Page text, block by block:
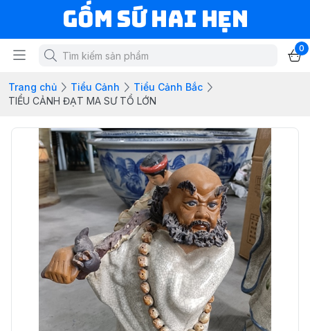
Gốm Sứ Hai Hẹn
0
Trang chủ Tiểu Cảnh
Tiểu Cảnh Bắc
TIỂU CẢNH ĐẠT MA SƯ TỔ LỚN